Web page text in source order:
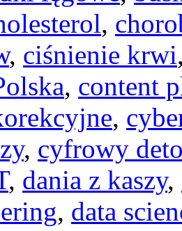
,
, ciśnienie krwi
, content
,
, cyfrowy
, dania z kaszy,
, data